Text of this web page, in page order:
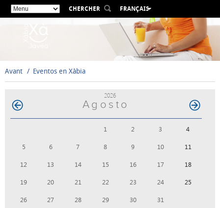
CHERCHER
FRANÇAIS
ESPAÑOL
VALENCIÀ
ENGLISH
Avant Eventos en Xàbia
2026
Agosto
1 2 3 4
5 6 7 8 9 10 11
12 13 14 15 16 17 18
19 20 21 22 23 24 25
26 27 28 29 30 31